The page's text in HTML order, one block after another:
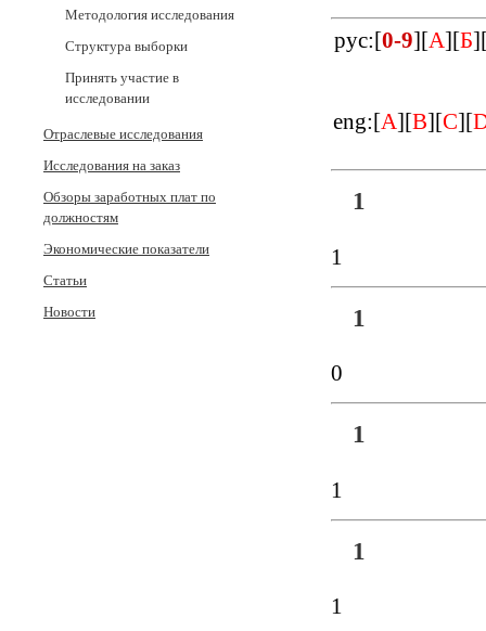
Методология исследования
Структура выборки
Принять участие в
исследовании
Отраслевые исследования
Исследования на заказ
Обзоры заработных плат по
должностям
Экономические показатели
Статьи
Новости
рус:[0-9][А][Б
eng:[A][B][C][
1
1
1
0
1
1
1
1